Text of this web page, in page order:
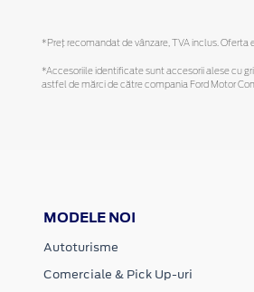
*Preţ recomandat de vânzare, TVA inclus.
*Accesoriile identificate sunt accesorii alese cu
astfel de mărci de către compania Ford Motor
MODELE NOI
Autoturisme
Comerciale & Pick Up-uri